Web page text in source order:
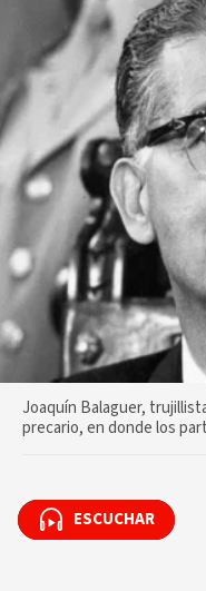
Joaquín Balaguer,
precario, en donde los
ESCUCHAR
ESCUCHAR